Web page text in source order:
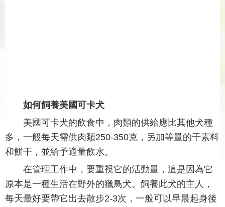
如何飼養美國可卡犬
美國可卡犬的飲食中，肉類的供給應比其他犬種
多，一般每天需供肉類250-350克，另加等量的干素料
和餅干，並給予適量飲水。
在管理工作中，要重視它的活動量，這是因為它
原本是一種生活在野外的獵鳥犬。飼養此犬的主人，
每天最好要帶它出去散步2-3次，一般可以早晨起身後